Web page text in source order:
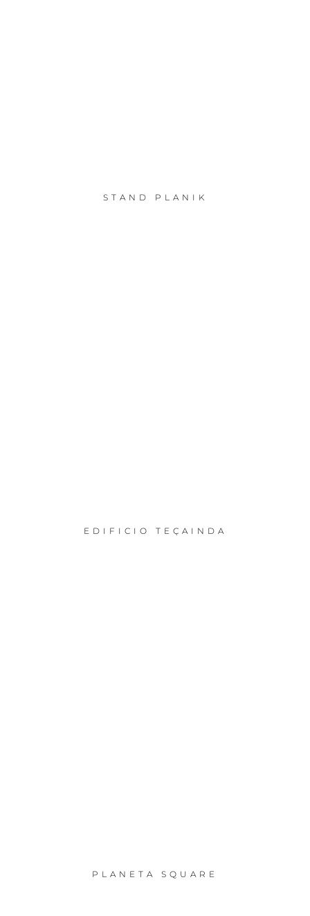
STAND PLANIK
EDIFICIO TEÇAINDA
PLANETA SQUARE